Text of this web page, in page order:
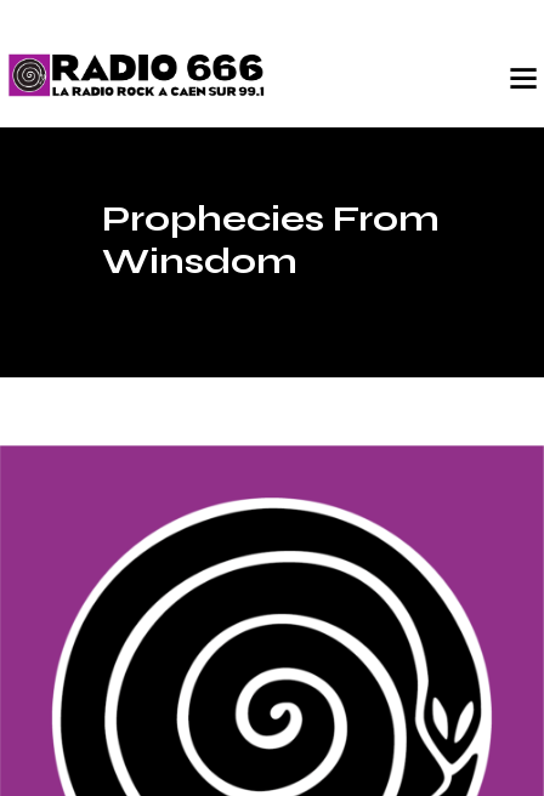
Prophecies From
Winsdom